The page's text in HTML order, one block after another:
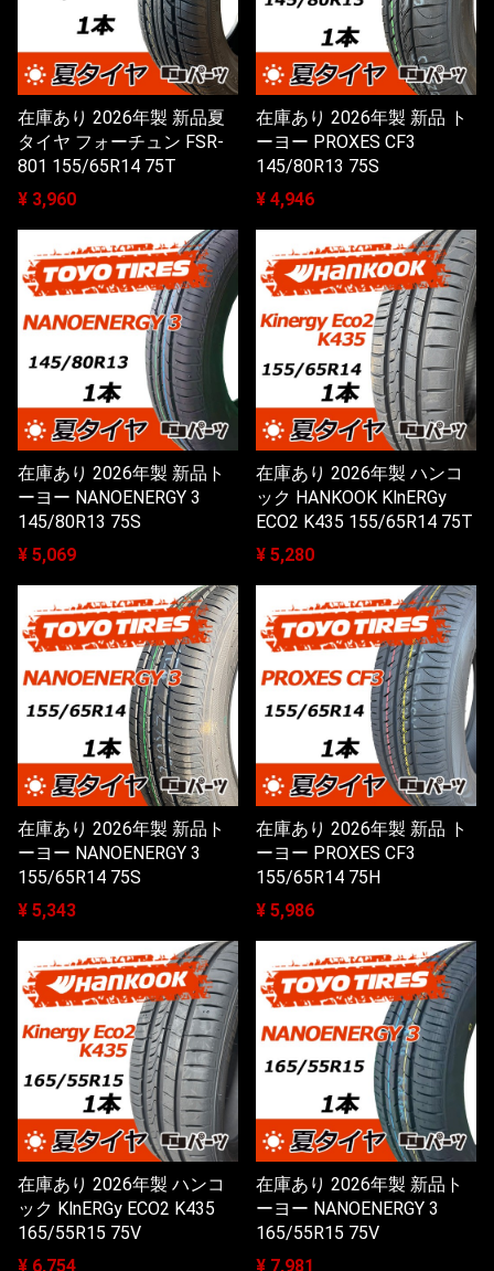
在庫あり 2026年製 新品夏
タイヤ フォーチュン FSR-
801 155/65R14 75T
¥ 3,960
在庫あり 2026年製 新品 ト
ーヨー PROXES CF3
145/80R13 75S
¥ 4,946
在庫あり 2026年製 新品ト
ーヨー NANOENERGY 3
145/80R13 75S
¥ 5,069
在庫あり 2026年製 ハンコ
ック HANKOOK KlnERGy
ECO2 K435 155/65R14 75T
¥ 5,280
在庫あり 2026年製 新品ト
ーヨー NANOENERGY 3
155/65R14 75S
¥ 5,343
在庫あり 2026年製 新品 ト
ーヨー PROXES CF3
155/65R14 75H
¥ 5,986
在庫あり 2026年製 ハンコ
ック KlnERGy ECO2 K435
165/55R15 75V
¥ 6,754
在庫あり 2026年製 新品ト
ーヨー NANOENERGY 3
165/55R15 75V
¥ 7,981